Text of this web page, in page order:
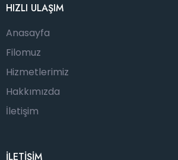
HIZLI ULAŞIM
Anasayfa
Filomuz
Hizmetlerimiz
Hakkımızda
İletişim
İLETİŞİM